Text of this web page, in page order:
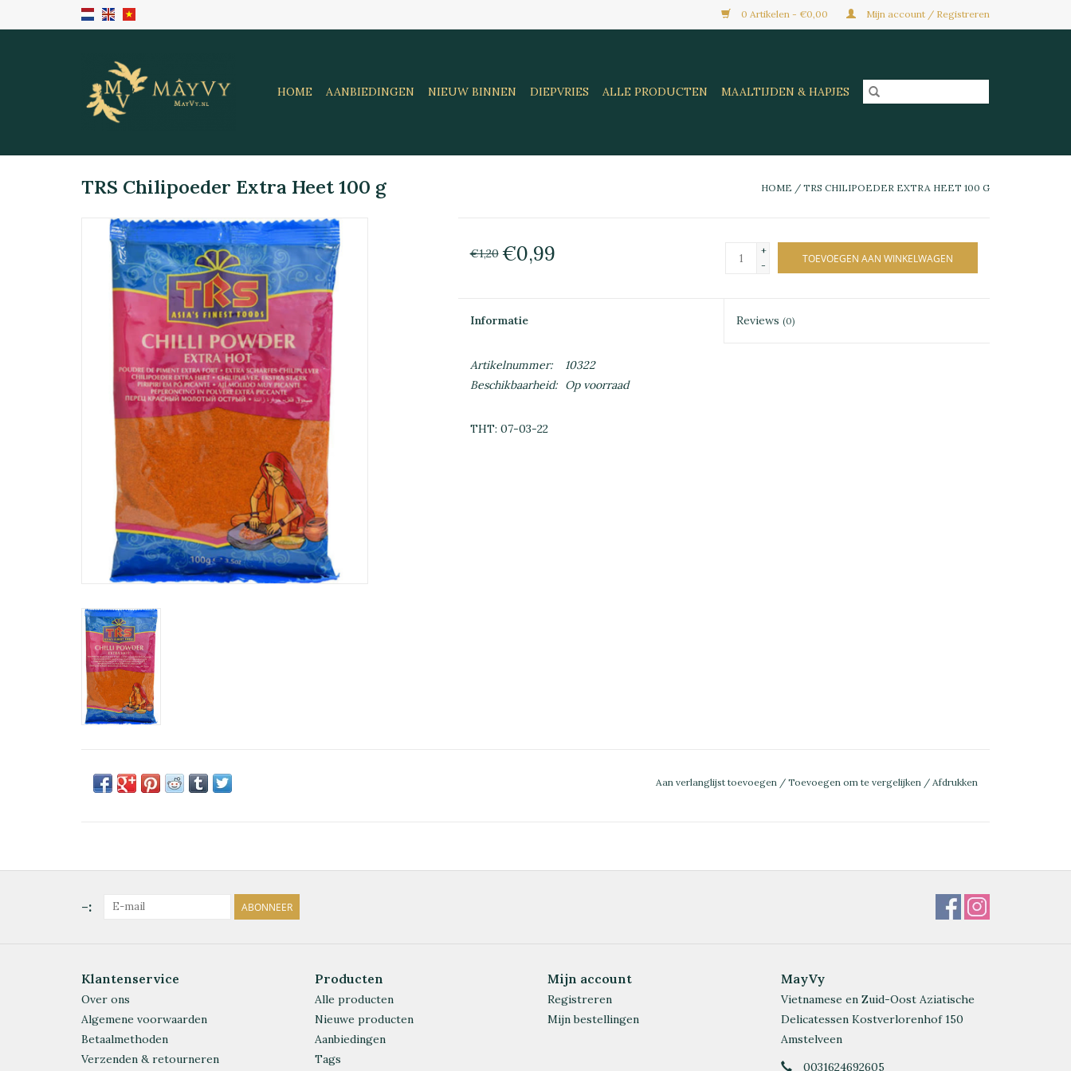
0 Artikelen - €0,00 Mijn account / Registreren
HOME AANBIEDINGEN NIEUW BINNEN DIEPVRIES ALLE PRODUCTEN MAALTIJDEN & HAPJES
TRS Chilipoeder Extra Heet 100 g HOME / TRS CHILIPOEDER EXTRA HEET 100 G
€1,20 €0,99
+
-
TOEVOEGEN AAN WINKELWAGEN
Informatie Reviews(0)
Artikelnummer:
10322
Beschikbaarheid:
Op voorraad
THT: 07-03-22
Aan verlanglijst toevoegen / Toevoegen om te vergelijken / Afdrukken
-: ABONNEER
Klantenservice
Over ons
Algemene voorwaarden
Betaalmethoden
Verzenden & retourneren
Producten
Alle producten
Nieuwe producten
Aanbiedingen
Tags
Mijn account
Registreren
Mijn bestellingen
MayVy
Vietnamese en Zuid-Oost Aziatische
Delicatessen Kostverlorenhof 150
Amstelveen
0031624692605